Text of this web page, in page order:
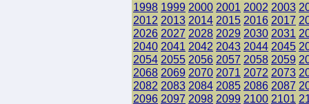
1998 1999 2000 2001 2002 2003
2012 2013 2014 2015 2016 2017
2026 2027 2028 2029 2030 2031
2040 2041 2042 2043 2044 2045
2054 2055 2056 2057 2058 2059
2068 2069 2070 2071 2072 2073
2082 2083 2084 2085 2086 2087
2096 2097 2098 2099 2100 2101